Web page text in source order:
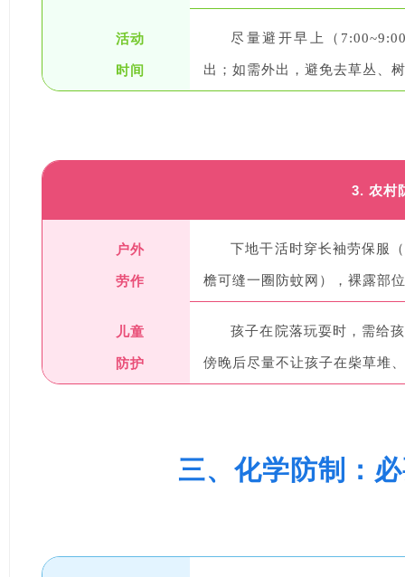
活动
时间
尽量避开早上（
出；如需外出，避免去草丛、
3. 农村
户外
劳作
下地干活时穿长袖劳保服
檐可缝一圈防蚊网），裸露部
儿童
防护
孩子在院落玩耍时，需给
傍晚后尽量不让孩子在柴草堆
三、化学防制：